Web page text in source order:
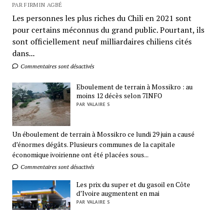
PAR FIRMIN AGBÉ
Les personnes les plus riches du Chili en 2021 sont
pour certains méconnus du grand public. Pourtant, ils
sont officiellement neuf milliardaires chiliens cités
dans...
Commentaires sont désactivés
Eboulement de terrain à Mossikro : au
moins 12 décès selon 7INFO
PAR VALAIRE S
Un éboulement de terrain à Mossikro ce lundi 29 juin a causé
d’énormes dégâts. Plusieurs communes de la capitale
économique ivoirienne ont été placées sous...
Commentaires sont désactivés
Les prix du super et du gasoil en Côte
d’Ivoire augmentent en mai
PAR VALAIRE S